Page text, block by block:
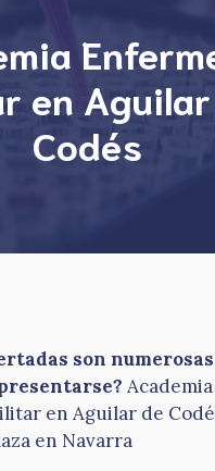
en
Codés
son
Academia
en Aguilar de
en Navarra